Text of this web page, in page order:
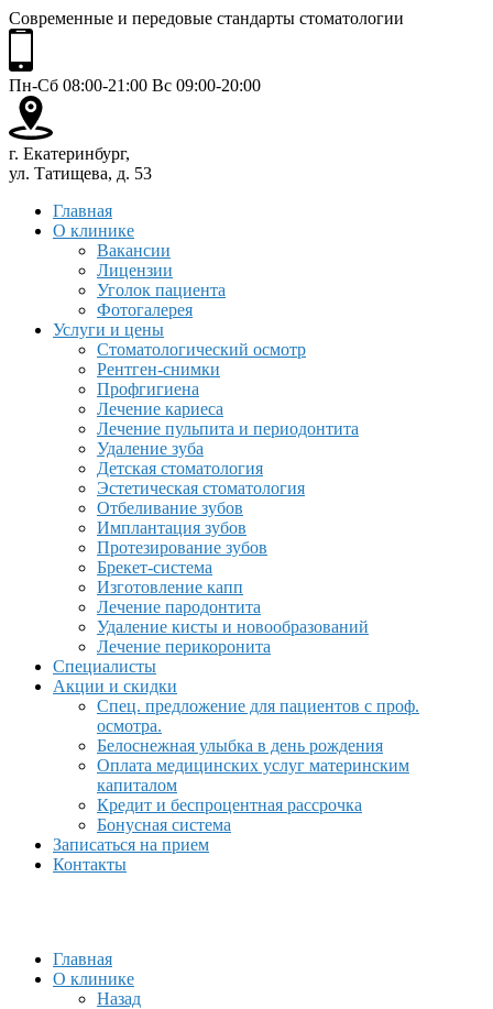
Современные и передовые стандарты стоматологии
Пн-Сб 08:00-21:00 Вс 09:00-20:00
г. Екатеринбург,
ул. Татищева, д. 53
Главная
О клинике
Вакансии
Лицензии
Уголок пациента
Фотогалерея
Услуги и цены
Стоматологический осмотр
Рентген-снимки
Профгигиена
Лечение кариеса
Лечение пульпита и периодонтита
Удаление зуба
Детская стоматология
Эстетическая стоматология
Отбеливание зубов
Имплантация зубов
Протезирование зубов
Брекет-система
Изготовление капп
Лечение пародонтита
Удаление кисты и новообразований
Лечение перикоронита
Специалисты
Акции и скидки
Спец. предложение для пациентов с проф.
осмотра.
Белоснежная улыбка в день рождения
Оплата медицинских услуг материнским
капиталом
Кредит и беспроцентная рассрочка
Бонусная система
Записаться на прием
Контакты
Главная
О клинике
Назад